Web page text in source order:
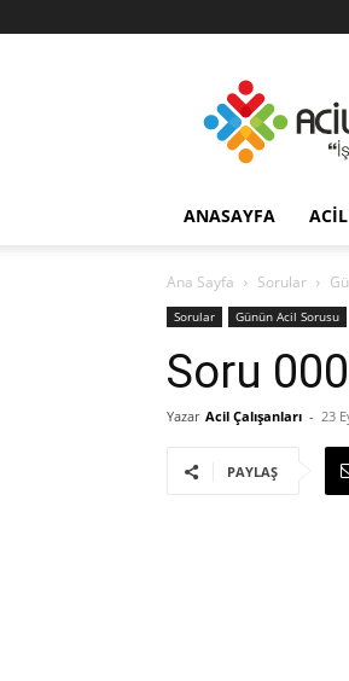
ANASAYFA
Ana Sayfa Sorular
Sorular Günün Acil Sorusu
Soru
Yazar Acil Çalışanları - 23
PAYLAŞ